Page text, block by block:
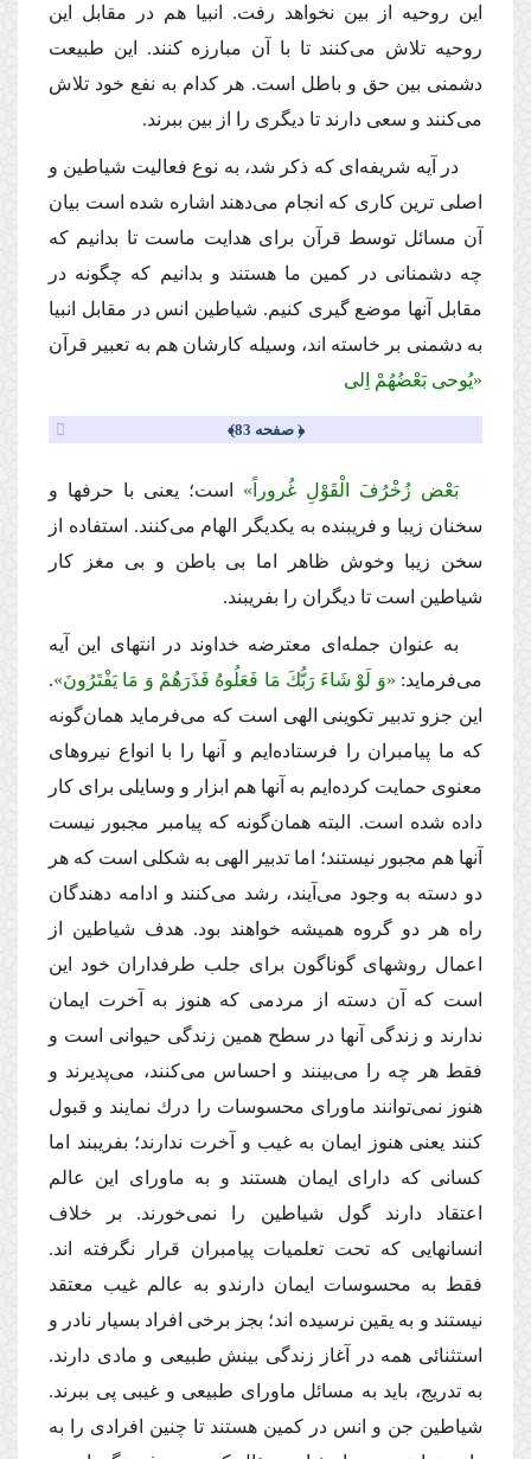
این روحیه از بین نخواهد رفت. انبیا هم در مقابل این
روحیه تلاش‌ مى‌كنند تا با آن مبارزه كنند. این طبیعت
دشمنى بین حق و باطل است. هر كدام به نفع خود تلاش‌
مى‌كنند و سعى دارند تا دیگرى را از بین ببرند.
در آیه شریفه‌اى كه ذكر شد، به نوع فعالیت شیاطین و
اصلى ترین كارى كه انجام‌ مى‌دهند اشاره شده است بیان
آن مسائل توسط قرآن براى هدایت ماست تا بدانیم كه
چه دشمنانى در كمین ما هستند و بدانیم كه چگونه در
مقابل آنها موضع گیرى كنیم. شیاطین انس در مقابل انبیا
به دشمنى بر خاسته اند، وسیله كارشان هم به تعبیر قرآن
«یُوحى بَعْضُهُمْ اِلى
﴿ صفحه 83﴾
بَعْض زُخْرُفَ الْقَوْلِ غُروراً» است؛ یعنى با حرفها و
سخنان زیبا و فریبنده به یكدیگر الهام‌ مى‌كنند. استفاده از
سخن زیبا وخوش ظاهر اما بى باطن و بى مغز كار
شیاطین است تا دیگران را بفریبند.
به عنوان جمله‌اى معترضه خداوند در انتهاى این آیه‌
مى‌فرماید: «وَ لَوْ شَاءَ رَبُّكَ مَا فَعَلُوهُ فَذَرَهُمْ وَ مَا یَفْتَرُونَ».
این جزو تدبیر تكوینى الهى است كه‌ مى‌فرماید همان‌گونه
كه ما پیامبران را فرستاده‌ایم و آنها را با انواع نیروهاى
معنوى حمایت كرده‌ایم به آنها هم ابزار و وسایلى براى كار
داده شده است. البته همان‌گونه كه پیامبر مجبور نیست
آنها هم مجبور نیستند؛ اما تدبیر الهى به شكلى است كه هر
دو دسته به وجود‌ مى‌آیند، رشد‌ مى‌كنند و ادامه دهندگان
راه هر دو گروه همیشه خواهند بود. هدف شیاطین از
اعمال روشهاى گوناگون براى جلب طرفداران خود این
است كه آن دسته از مردمى كه هنوز به آخرت ایمان
ندارند و زندگى آنها در سطح همین زندگى حیوانى است و
فقط هر چه را‌ مى‌بینند و احساس‌ مى‌كنند،‌ مى‌پدیرند و
هنوز نمى‌توانند ماوراى محسوسات را درك نمایند و قبول
كنند یعنى هنوز ایمان به غیب و آخرت ندارند؛ بفریبند اما
كسانى كه داراى ایمان هستند و به ماوراى این عالم
اعتقاد دارند گول شیاطین را نمى‌خورند. بر خلاف
انسانهایى كه تحت تعلمیات پیامبران قرار نگرفته اند.
فقط به محسوسات ایمان دارندو به عالم غیب معتقد
نیستند و به یقین نرسیده اند؛ بجز برخى افراد بسیار نادر و
استثنائى همه در آغاز زندگى بینش طبیعى و مادى دارند.
به تدریج، باید به مسائل ماوراى طبیعى و غیبى پى ببرند.
شیاطین جن و انس در كمین هستند تا چنین افرادى را به